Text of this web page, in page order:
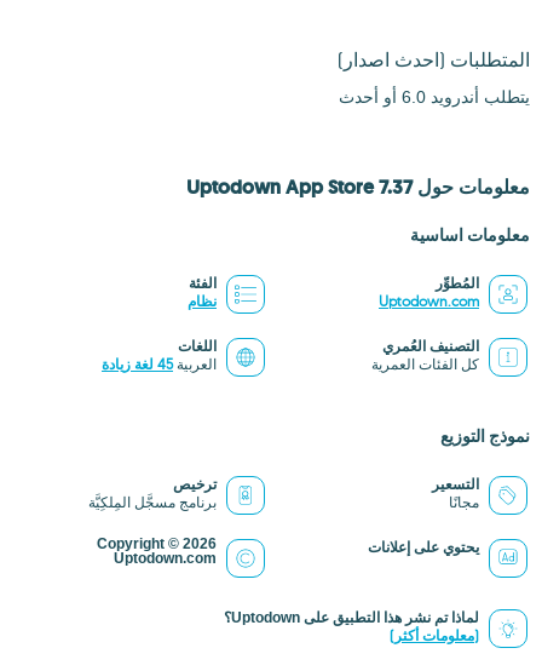
المتطلبات (احدث اصدار)
يتطلب أندرويد 6.0 أو أحدث
معلومات حول Uptodown App Store 7.37
معلومات اساسية
المُطوِّر
Uptodown.com
الفئة
نظام
التصنيف العُمري
كل الفئات العمرية
اللغات
العربية45 لغة زيادة
نموذج التوزيع
التسعير
مجانًا
ترخيص
برنامج مسجَّل المِلكِيَّة
يحتوي على إعلانات
Copyright © 2026
Uptodown.com
لماذا تم نشر هذا التطبيق على Uptodown؟
(معلومات أكثر)